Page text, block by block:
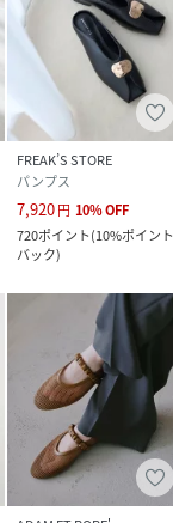
FREAK’S STORE
パンプス
7,920円 10%OFF
720ポイント(10%ポイント
バック)